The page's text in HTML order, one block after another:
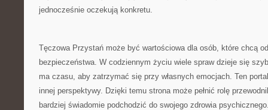
jednocześnie oczekują konkretu.
Tęczowa Przystań może być wartościowa dla osób, które chcą
bezpieczeństwa. W codziennym życiu wiele spraw dzieje się
ma czasu, aby zatrzymać się przy własnych emocjach. Ten
innej perspektywy. Dzięki temu strona może pełnić rolę
bardziej świadomie podchodzić do swojego zdrowia